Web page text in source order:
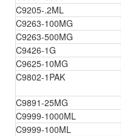
C9205-.2ML
C9263-100MG
C9263-500MG
C9426-1G
C9625-10MG
C9802-1PAK
C9891-25MG
C9999-1000ML
C9999-100ML